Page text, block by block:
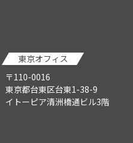
東京オフィス
〒110-0016
東京都台東区台東1-38-9
イトーピア清洲橋通ビル3階